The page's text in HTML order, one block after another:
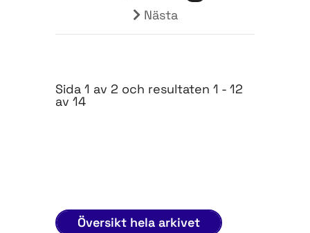
Nästa
Sida 1 av 2 och resultaten 1 - 12
av 14
Översikt hela arkivet